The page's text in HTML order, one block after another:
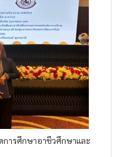
ารศึกษาอาชีวศึกษาและ